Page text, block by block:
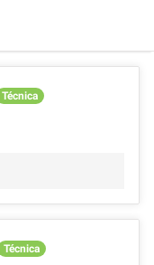
Técnica
Técnica